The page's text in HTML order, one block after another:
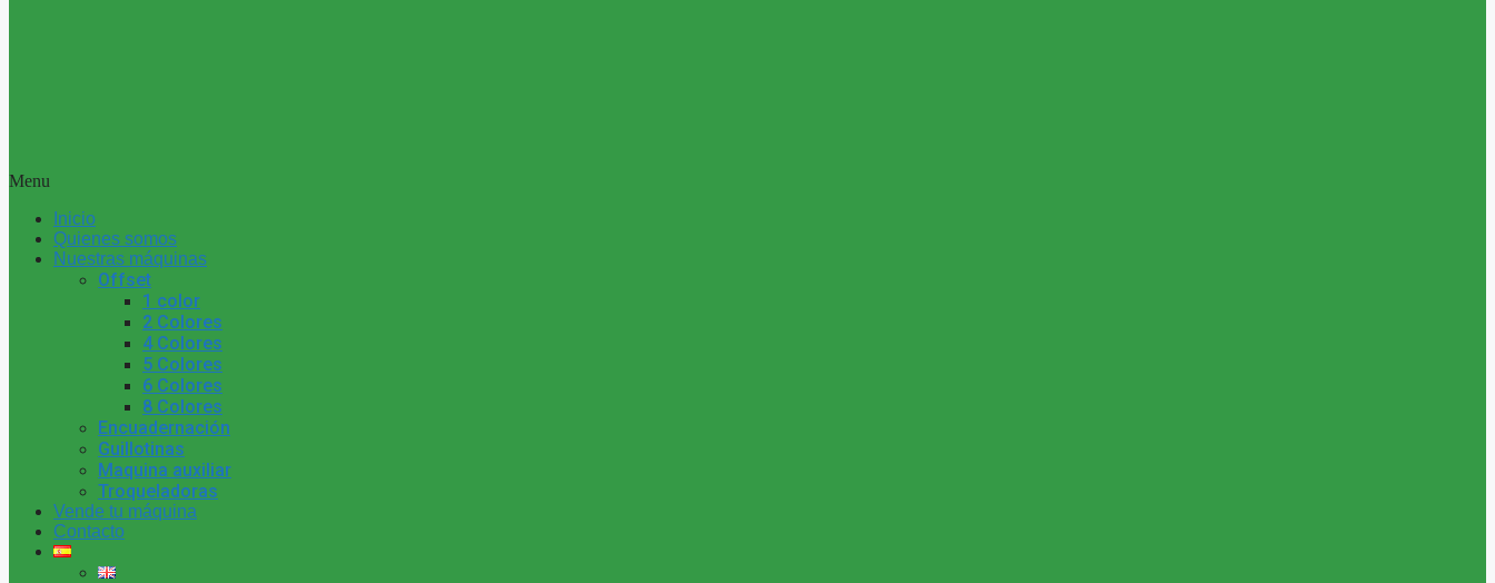
Menu
Inicio
Quienes somos
Nuestras máquinas
Offset
1 color
2 Colores
4 Colores
5 Colores
6 Colores
8 Colores
Encuadernación
Guillotinas
Maquina auxiliar
Troqueladoras
Vende tu máquina
Contacto